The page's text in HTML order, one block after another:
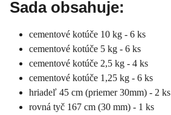
Sada obsahuje:
cementové kotúče 10 kg - 6 ks
cementové kotúče 5 kg - 6 ks
cementové kotúče 2,5 kg - 4 ks
cementové kotúče 1,25 kg - 6 ks
hriadeľ 45 cm (priemer 30mm) - 2 ks
rovná tyč 167 cm (30 mm) - 1 ks